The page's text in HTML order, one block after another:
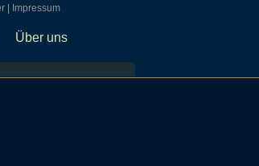
| Impressum
Über uns